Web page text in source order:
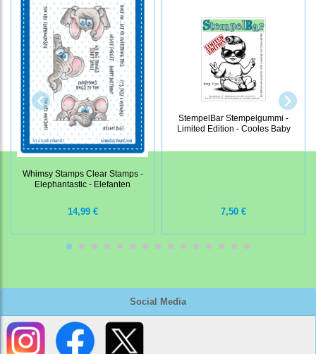
Social Media
Whimsy Stamps Clear Stamps -
Elephantastic - Elefanten
14,99 €
StempelBar Stempelgummi -
Limited Edition - Cooles Baby
7,50 €